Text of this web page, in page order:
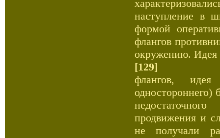
наступление в
формой
флангов
окружению. Идея
[129]
флангов, идея
продвижения и
не получали